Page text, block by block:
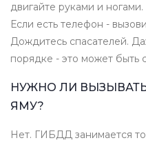
двигайте руками и
Если есть телефон -
Дождитесь спасателей.
порядке - это может быть
НУЖНО ЛИ
ЯМУ?
Нет. ГИБДД занимается